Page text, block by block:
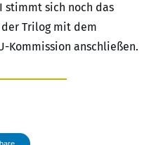
stimmt sich noch das
Trilog mit dem
Kommission anschließen.